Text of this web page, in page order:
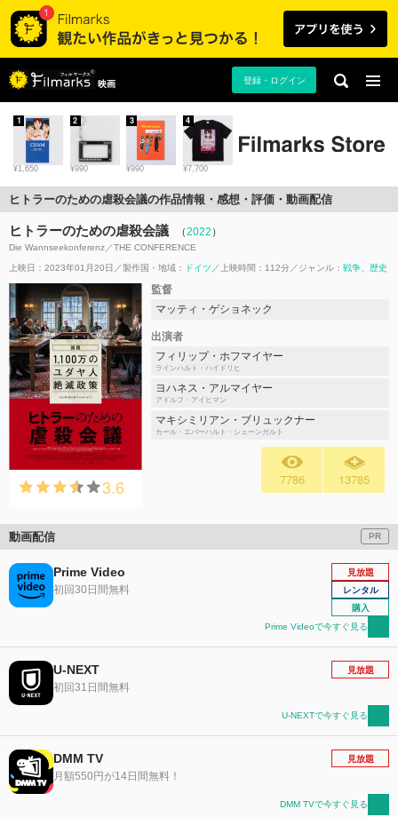
映画 登録・ログイン
¥1,650
1
¥990
2
¥990
3
¥7,700
4
ヒトラーのための虐殺会議の作品情報・感想・評価・動画配信
ヒトラーのための虐殺会議 （2022 ）
Die Wannseekonferenz／THE CONFERENCE
上映日：2023年01月20日 製作国・地域： ドイツ 上映時間：112分 ジャンル： 戦争 歴史
3.6
監督
マッティ・ゲショネック
出演者
フィリップ・ホフマイヤー
ラインハルト・ハイドリヒ
ヨハネス・アルマイヤー
アドルフ・アイヒマン
マキシミリアン・ブリュックナー
カール・エバーハルト・シェーンガルト
7786 13785
動画配信 PR
Prime Video
初回30日間無料
見放題
レンタル
購入
Prime Videoで今すぐ見る
U-NEXT
初回31日間無料
見放題
U-NEXTで今すぐ見る
DMM TV
月額550円が14日間無料！
見放題
DMM TVで今すぐ見る